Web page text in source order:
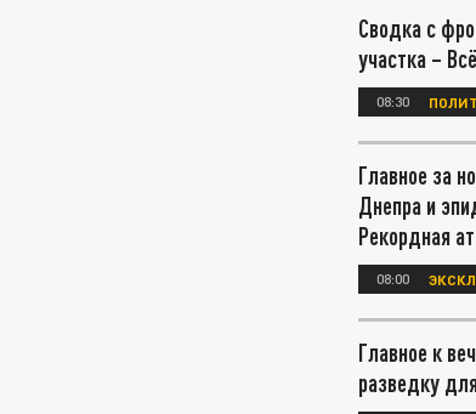
Сводка с
участка –
08:30
Главное за
Днепра и
Рекордная
08:00
Главное к
разведку